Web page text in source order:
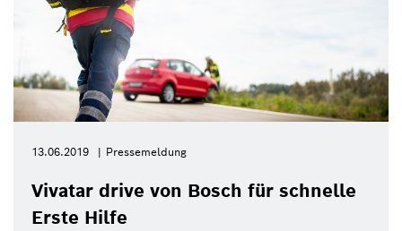
13.06.2019 Pressemeldung
Vivatar drive von Bosch für schnelle
Erste Hilfe